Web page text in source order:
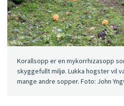
Korallsopp er en mykorrhizasopp
skyggefullt miljø. Lukka hogster vil
mange andre sopper. Foto: John